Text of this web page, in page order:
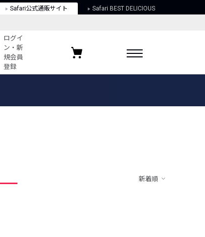
Safari公式通販サイト Safari BEST DELICIOUS
ログイ
ン・新
規会員
登録
お気に入りブランド
新着順